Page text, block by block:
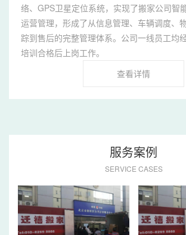
络、GPS卫星定位系统，实现了搬家公司智
运营管理，形成了从信息管理、车辆调度、
踪到售后的完整管理体系。公司一线员工均
培训合格后上岗工作。
查看详情
服务案例
SERVICE CASES